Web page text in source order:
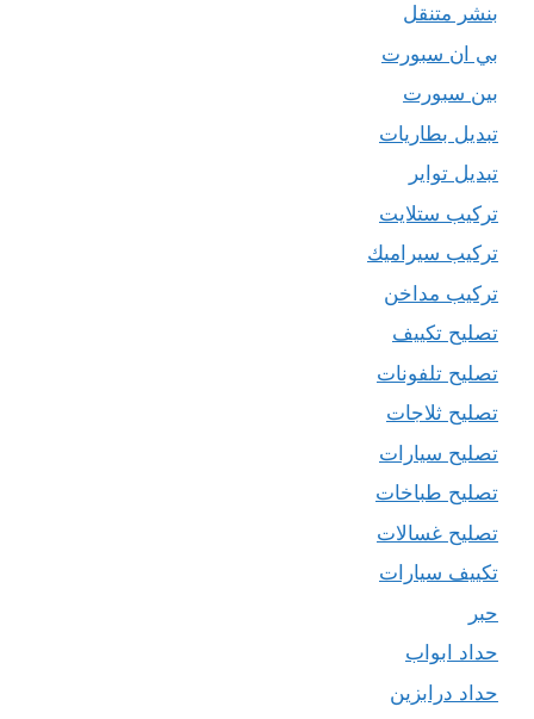
بنشر متنقل
بي ان سبورت
بين سبورت
تبديل بطاريات
تبديل تواير
تركيب ستلايت
تركيب سيراميك
تركيب مداخن
تصليح تكييف
تصليح تلفونات
تصليح ثلاجات
تصليح سيارات
تصليح طباخات
تصليح غسالات
تكييف سيارات
حبر
حداد ابواب
حداد درابزين